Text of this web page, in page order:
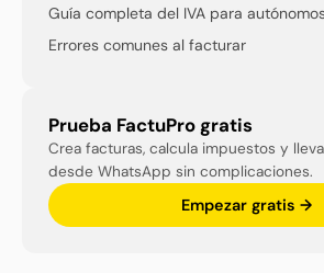
Guía completa del IVA para
Errores comunes al facturar
Prueba FactuPro gratis
Crea facturas, calcula impuestos y
desde WhatsApp sin complicaciones.
Empezar gratis →